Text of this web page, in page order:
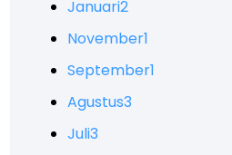
Januari2
November1
September1
Agustus3
Juli3